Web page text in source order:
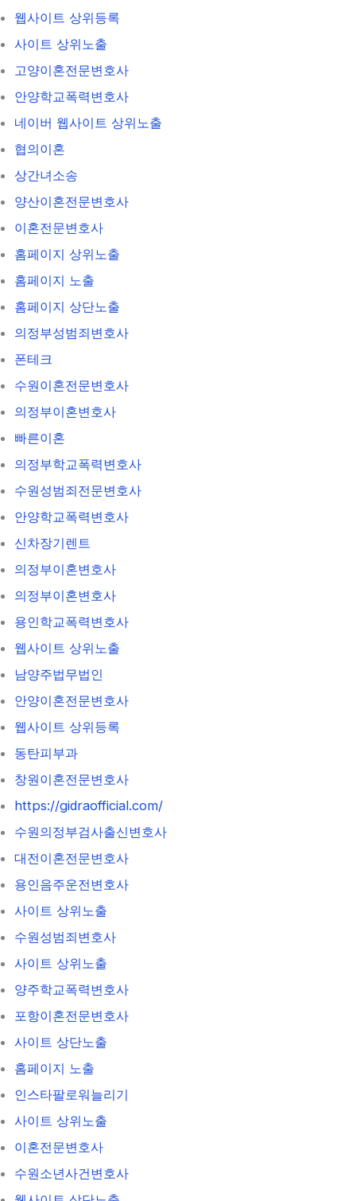
웹사이트 상위등록
사이트 상위노출
고양이혼전문변호사
안양학교폭력변호사
네이버 웹사이트 상위노출
협의이혼
상간녀소송
양산이혼전문변호사
이혼전문변호사
홈페이지 상위노출
홈페이지 노출
홈페이지 상단노출
의정부성범죄변호사
폰테크
수원이혼전문변호사
의정부이혼변호사
빠른이혼
의정부학교폭력변호사
수원성범죄전문변호사
안양학교폭력변호사
신차장기렌트
의정부이혼변호사
의정부이혼변호사
용인학교폭력변호사
웹사이트 상위노출
남양주법무법인
안양이혼전문변호사
웹사이트 상위등록
동탄피부과
창원이혼전문변호사
https://gidraofficial.com/
수원의정부검사출신변호사
대전이혼전문변호사
용인음주운전변호사
사이트 상위노출
수원성범죄변호사
사이트 상위노출
양주학교폭력변호사
포항이혼전문변호사
사이트 상단노출
홈페이지 노출
인스타팔로워늘리기
사이트 상위노출
이혼전문변호사
수원소년사건변호사